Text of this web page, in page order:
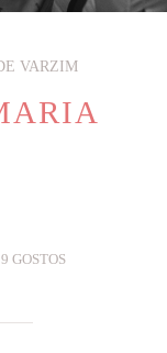
VARZIM
9 GOSTOS